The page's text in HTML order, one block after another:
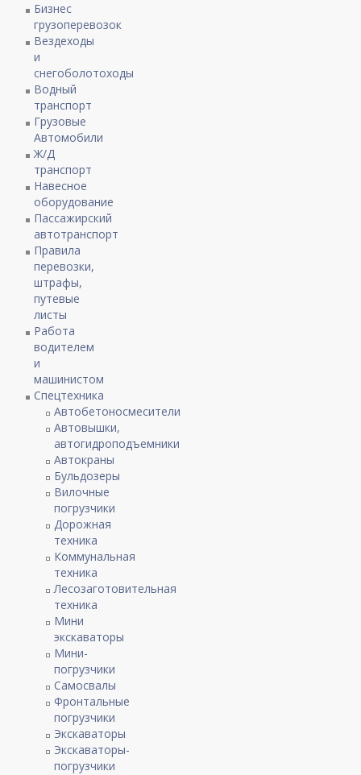
Бизнес
грузоперевозок
Вездеходы
и
снегоболотоходы
Водный
транспорт
Грузовые
Автомобили
Ж/Д
транспорт
Навесное
оборудование
Пассажирский
автотранспорт
Правила
перевозки,
штрафы,
путевые
листы
Работа
водителем
и
машинистом
Спецтехника
Автобетоносмесители
Автовышки,
автогидроподъемники
Автокраны
Бульдозеры
Вилочные
погрузчики
Дорожная
техника
Коммунальная
техника
Лесозаготовительная
техника
Мини
экскаваторы
Мини-
погрузчики
Самосвалы
Фронтальные
погрузчики
Экскаваторы
Экскаваторы-
погрузчики